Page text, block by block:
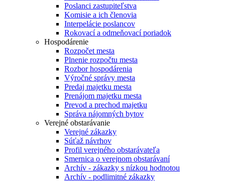
Poslanci zastupiteľstva
Komisie a ich členovia
Interpelácie poslancov
Rokovací a odmeňovací poriadok
Hospodárenie
Rozpočet mesta
Plnenie rozpočtu mesta
Rozbor hospodárenia
Výročné správy mesta
Predaj majetku mesta
Prenájom majetku mesta
Prevod a prechod majetku
Správa nájomných bytov
Verejné obstarávanie
Verejné zákazky
Súťaž návrhov
Profil verejného obstarávateľa
Smernica o verejnom obstarávaní
Archív - zákazky s nízkou hodnotou
Archív - podlimitné zákazky